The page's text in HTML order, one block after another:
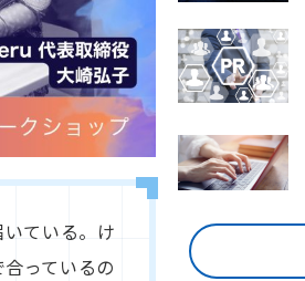
ている。け
っているの